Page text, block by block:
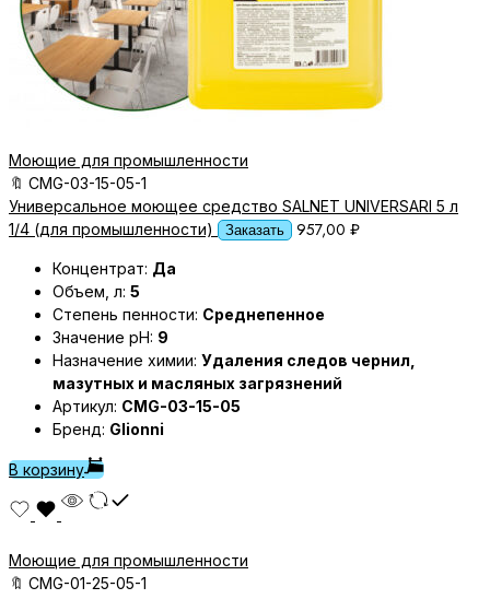
Моющие для промышленности
🔖 CMG-03-15-05-1
Универсальное моющее средство SALNET UNIVERSARI 5 л
1/4 (для промышленности)
Заказать 957,00 ₽
Концентрат: Да
Объем, л: 5
Степень пенности: Среднепенное
Значение pH: 9
Назначение химии: Удаления следов чернил,
мазутных и масляных загрязнений
Артикул: CMG-03-15-05
Бренд: Glionni
В корзину
Моющие для промышленности
🔖 CMG-01-25-05-1